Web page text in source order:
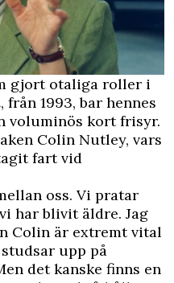
gjort otaliga roller i
, från 1993, bar hennes
voluminös kort frisyr.
Colin Nutley, vars
fart vid
oss. Vi pratar
har blivit äldre. Jag
Colin är extremt vital
upp på
det kanske finns en